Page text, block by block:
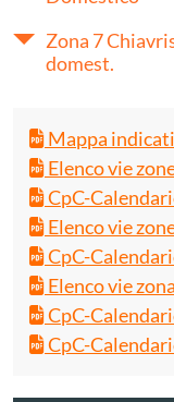
Zona 7
domest.
Mappa
Elenco vie
CpC-
Elenco vie
CpC-
Elenco vie
CpC-
CpC-